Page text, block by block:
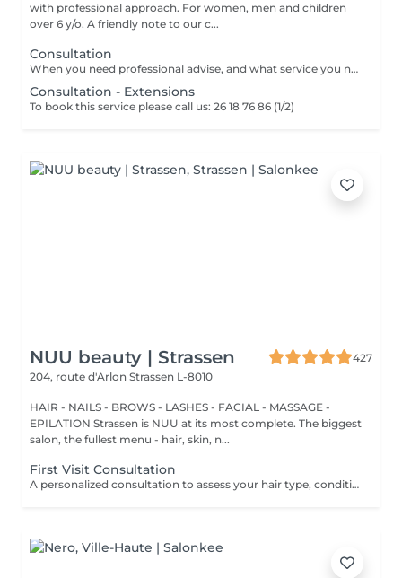
with professional approach. For women, men and children
over 6 y/o. A friendly note to our c...
Consultation
When you need professional advise, and what service you need to book.
Consultation - Extensions
To book this service please call us: 26 18 76 86 (1/2)
NUU beauty | Strassen
427
204, route d'Arlon Strassen L-8010
HAIR - NAILS - BROWS - LASHES - FACIAL - MASSAGE -
EPILATION Strassen is NUU at its most complete. The biggest
salon, the fullest menu - hair, skin, n...
First Visit Consultation
A personalized consultation to assess your hair type, condition, and goals helping us recommend the perfect treatments, color, or cut to suit your style and lifestyle.